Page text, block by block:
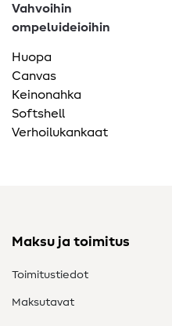
Vahvoihin
ompeluideioihin
Huopa
Canvas
Keinonahka
Softshell
Verhoilukankaat
Maksu ja toimitus
Toimitustiedot
Maksutavat